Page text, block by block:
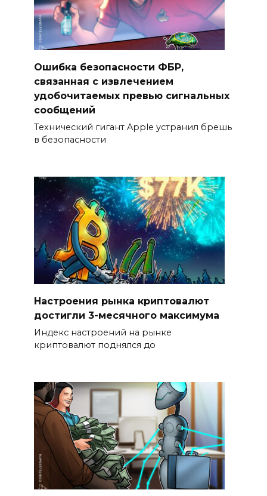
Ошибка безопасности ФБР,
связанная с извлечением
удобочитаемых превью сигнальных
сообщений
Технический гигант Apple устранил брешь
в безопасности
Настроения рынка криптовалют
достигли 3-месячного максимума
Индекс настроений на рынке
криптовалют поднялся до